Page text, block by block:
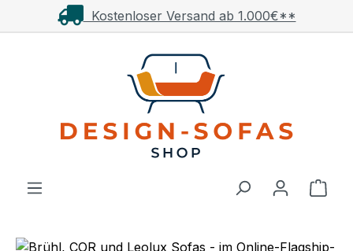
Zum Hauptinhalt springen
Kostenloser Versand ab 1.000€**
Bildergalerie überspringen